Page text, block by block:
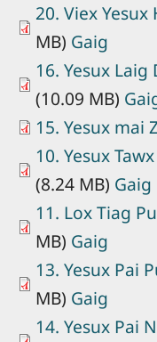
20. Viex
MB) Gaig
16. Yesux
(10.09 MB)
15. Yesux mai
10. Yesux
(8.24 MB) Gaig
11. Lox Tiag
MB) Gaig
13. Yesux Pai
MB) Gaig
14. Yesux Pai